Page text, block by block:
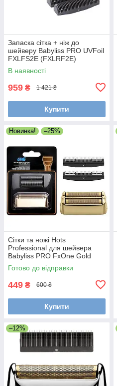
Запаска сітка + ніж до
шейверу Babyliss PRO UVFoil
FXLFS2E (FXLRF2E)
В наявності
959 ₴ 1 421 ₴
Купити
Новинка! –25%
Сітки та ножі Hots
Professional для шейвера
Babyliss PRO FxOne Gold
FX79FSGE (HP-FX79RF2GE)
Готово до відправки
449 ₴ 600 ₴
Купити
–12%